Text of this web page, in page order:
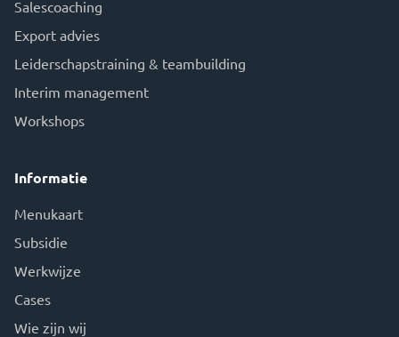
Salescoaching
Export advies
Leiderschapstraining & teambuilding
Interim management
Workshops
Informatie
Menukaart
Subsidie
Werkwijze
Cases
Wie zijn wij